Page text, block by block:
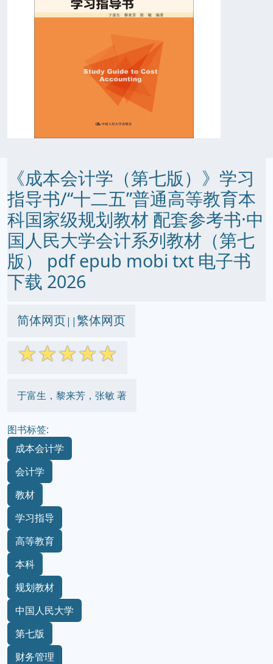
《成本会计学（第七版）》学习
指导书/“十二五”普通高等教育本
科国家级规划教材 配套参考书·中
国人民大学会计系列教材（第七
版） pdf epub mobi txt 电子书
下载 2026
简体网页||繁体网页
☆☆☆☆☆
于富生，黎来芳，张敏 著
图书标签:
成本会计学
会计学
教材
学习指导
高等教育
本科
规划教材
中国人民大学
第七版
财务管理